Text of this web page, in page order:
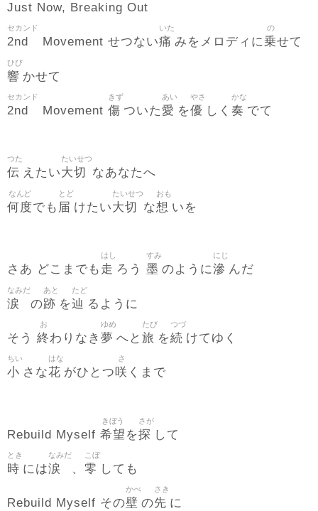
Just Now, Breaking Out
2nd
セカンド
Movement せつない痛
いた
みをメロディに乗
の
せて
響
ひび
かせて
2nd
セカンド
Movement 傷
きず
ついた愛
あい
を優
やさ
しく 奏
かな
でて
伝
つた
えたい大切
たいせつ
なあなたへ
何度
なんど
でも 届
とど
けたい大切
たいせつ
な想
おも
いを
さあ どこまでも 走
はし
ろう 墨
すみ
のように滲
にじ
んだ
涙
なみだ
の跡
あと
を辿
たど
るように
そう 終
お
わりなき 夢
ゆめ
へと 旅
たび
を続
つづ
けてゆく
小
ちい
さな花
はな
がひとつ咲
さ
くまで
Rebuild Myself 希望
きぼう
を探
さが
して
時
とき
には涙
なみだ
、 零
こぼ
しても
Rebuild Myself その壁
かべ
の先
さき
に